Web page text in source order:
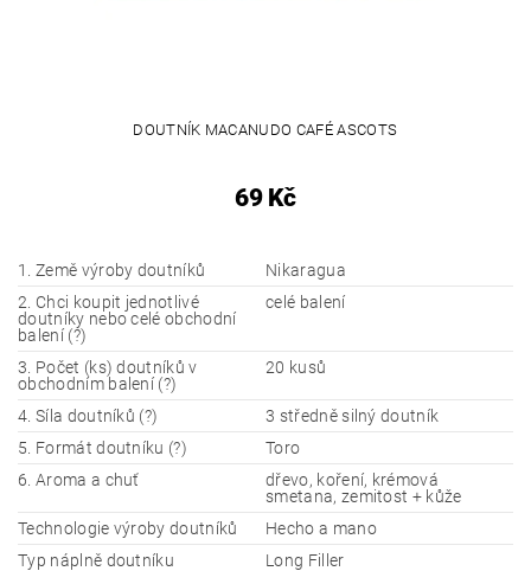
DOUTNÍK MACANUDO CAFÉ ASCOTS
69 Kč
1. Země výroby doutníků
Nikaragua
2. Chci koupit jednotlivé
doutníky nebo celé obchodní
balení (?)
celé balení
3. Počet (ks) doutníků v
obchodním balení (?)
20 kusů
4. Síla doutníků (?)
3 středně silný doutník
5. Formát doutníku (?)
Toro
6. Aroma a chuť
dřevo, koření, krémová
smetana, zemitost + kůže
Technologie výroby doutníků
Hecho a mano
Typ náplně doutníku
Long Filler